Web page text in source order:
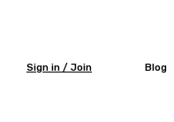
Sign in / Join Blog